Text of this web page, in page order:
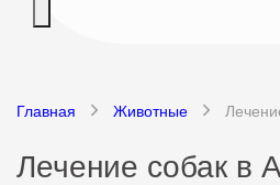
Главная Животные
Лечение собак в